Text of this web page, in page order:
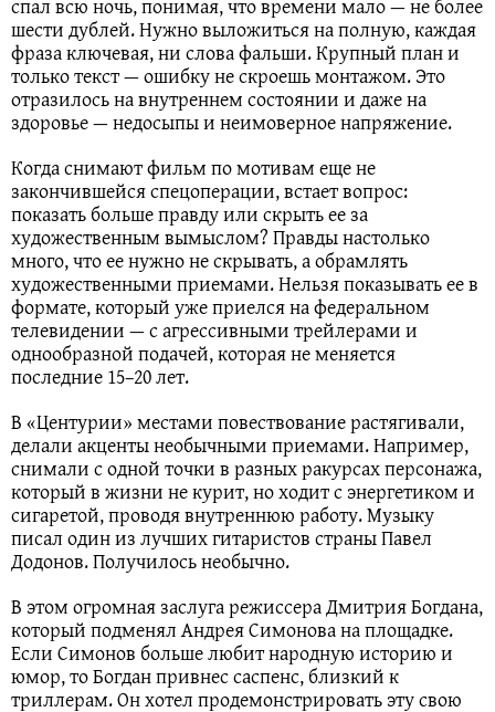
спал всю ночь, понимая, что времени мало — не более
шести дублей. Нужно выложиться на полную, каждая
фраза ключевая, ни слова фальши. Крупный план и
только текст — ошибку не скроешь монтажом. Это
отразилось на внутреннем состоянии и даже на
здоровье — недосыпы и неимоверное напряжение.
Когда снимают фильм по мотивам еще не
закончившейся спецоперации, встает вопрос:
показать больше правду или скрыть ее за
художественным вымыслом? Правды настолько
много, что ее нужно не скрывать, а обрамлять
художественными приемами. Нельзя показывать ее в
формате, который уже приелся на федеральном
телевидении — с агрессивными трейлерами и
однообразной подачей, которая не меняется
последние 15–20 лет.
В «Центурии» местами повествование растягивали,
делали акценты необычными приемами. Например,
снимали с одной точки в разных ракурсах персонажа,
который в жизни не курит, но ходит с энергетиком и
сигаретой, проводя внутреннюю работу. Музыку
писал один из лучших гитаристов страны Павел
Додонов. Получилось необычно.
В этом огромная заслуга режиссера Дмитрия Богдана,
который подменял Андрея Симонова на площадке.
Если Симонов больше любит народную историю и
юмор, то Богдан привнес саспенс, близкий к
триллерам. Он хотел продемонстрировать эту свою